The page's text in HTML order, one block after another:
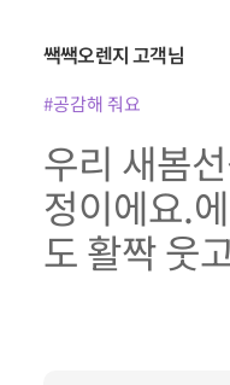
쌕쌕오렌지고객님
#공감해 줘요
우리 새봄
정이에요.
도 활짝 웃